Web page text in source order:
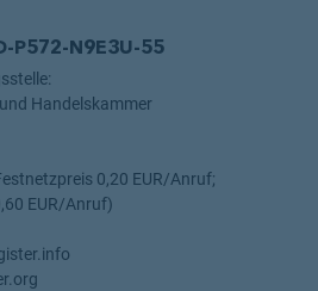
P572-N9E3U-55
Handelskammer
0,20 EUR/Anruf;
EUR/Anruf)